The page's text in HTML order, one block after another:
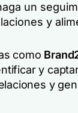
un
y
como
y
y